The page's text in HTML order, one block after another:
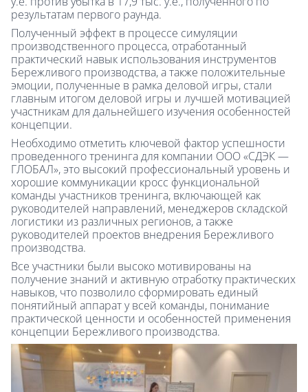
результатам первого раунда.
Полученный эффект в процессе симуляции
производственного процесса, отработанный
практический навык использования инструментов
Бережливого производства, а также положительные
эмоции, полученные в рамка деловой игры, стали
главным итогом деловой игры и лучшей мотивацией
участникам для дальнейшего изучения особенностей
концепции.
Необходимо отметить ключевой фактор успешности
проведенного тренинга для компании ООО «СДЭК —
ГЛОБАЛ», это высокий профессиональный уровень и
хорошие коммуникации кросс функциональной
команды участников тренинга, включающей как
руководителей направлений, менеджеров складской
логистики из различных регионов, а также
руководителей проектов внедрения Бережливого
производства.
Все участники были высоко мотивированы на
получение знаний и активную отработку практических
навыков, что позволило сформировать единый
понятийный аппарат у всей команды, понимание
практической ценности и особенностей применения
концепции Бережливого производства.